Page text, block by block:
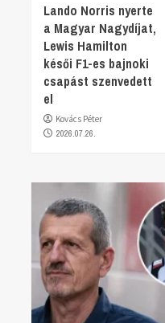
Lando Norris nyerte
a Magyar Nagydíjat,
Lewis Hamilton
késői F1-es bajnoki
csapást szenvedett
el
Kovács Péter
2026.07.26.